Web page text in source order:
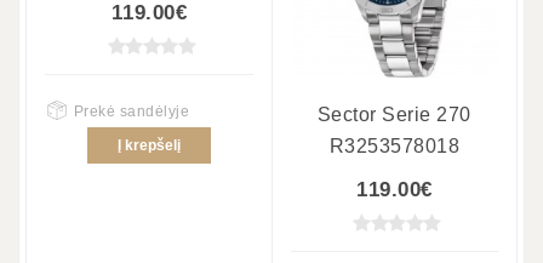
119.00€
Prekė sandėlyje
Į krepšelį
Sector Serie 270
R3253578018
119.00€